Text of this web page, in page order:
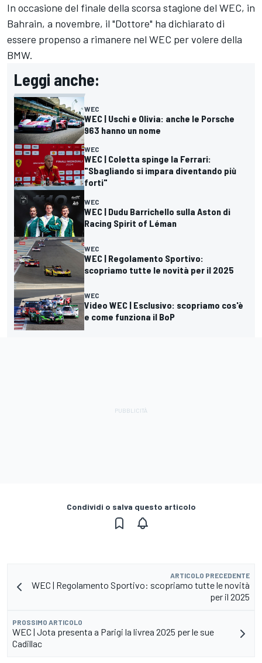
In occasione del finale della scorsa stagione del WEC, in
Bahrain, a novembre, il "Dottore" ha dichiarato di
essere propenso a rimanere nel WEC per volere della
BMW.
Leggi anche:
WEC
WEC | Uschi e Olivia: anche le Porsche
963 hanno un nome
WEC
WEC | Coletta spinge la Ferrari:
"Sbagliando si impara diventando più
forti"
WEC
WEC | Dudu Barrichello sulla Aston di
Racing Spirit of Léman
WEC
WEC | Regolamento Sportivo:
scopriamo tutte le novità per il 2025
WEC
Video WEC | Esclusivo: scopriamo cos'è
e come funziona il BoP
Condividi o salva questo articolo
ARTICOLO PRECEDENTE
WEC | Regolamento Sportivo: scopriamo tutte le novità
per il 2025
PROSSIMO ARTICOLO
WEC | Jota presenta a Parigi la livrea 2025 per le sue
Cadillac